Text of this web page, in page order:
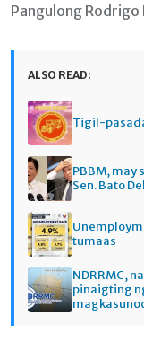
Pangulong
ALSO READ:
Tigil-
PBBM, may
Sen. Bato
tumaas
NDRRMC,
pinaigting